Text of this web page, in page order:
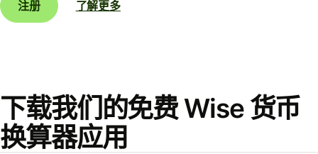
注册 了解更多
下载我们的免费 Wise 货币
换算器应用